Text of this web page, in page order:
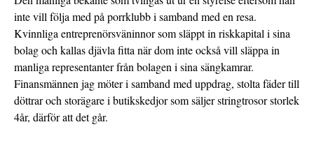
inte vill följa med på porrklubb i samband med en resa.
Kvinnliga entreprenörsväninnor som släppt in riskkapital i sina
bolag och kallas djävla fitta när dom inte också vill släppa in
manliga representanter från bolagen i sina sängkamrar.
Finansmännen jag möter i samband med uppdrag, stolta fäder till
döttrar och storägare i butikskedjor som säljer stringtrosor storlek
4år, därför att det går.